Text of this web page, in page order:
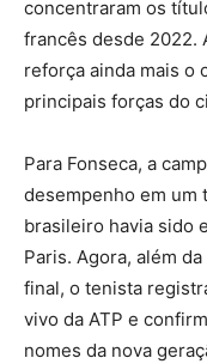
concentraram os
francês desde 2022.
reforça ainda mais o
principais forças do
Para Fonseca, a
desempenho em um
brasileiro havia sido
Paris. Agora, além
final, o tenista
vivo da ATP e
nomes da nova